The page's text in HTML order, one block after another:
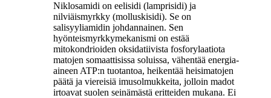
Niklosamidi on eelisidi (lamprisidi) ja
nilviäismyrkky (molluskisidi). Se on
salisyyliamidin johdannainen. Sen
hyönteismyrkkymekanismi on estää
mitokondrioiden oksidatiivista fosforylaatiota
matojen somaattisissa soluissa, vähentää energia-
aineen ATP:n tuotantoa, heikentää heisimatojen
päätä ja viereisiä imusolmukkeita, jolloin madot
irtoavat suolen seinämästä eritteiden mukana. Ei